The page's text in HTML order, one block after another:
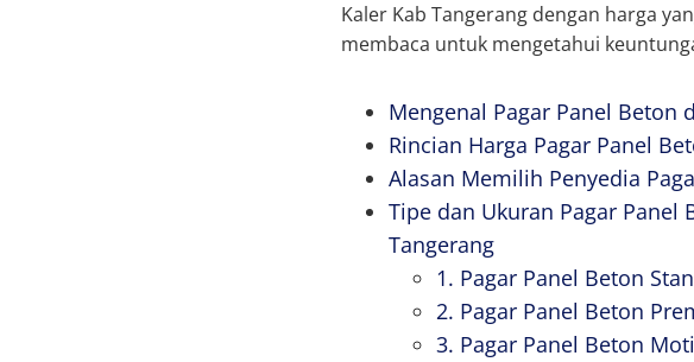
Kaler Kab Tangerang dengan harga
membaca untuk mengetahui
Mengenal Pagar Panel Beton
Rincian Harga Pagar Panel
Alasan Memilih Penyedia
Tipe dan Ukuran Pagar Panel
Tangerang
1. Pagar Panel Beton
2. Pagar Panel Beton
3. Pagar Panel Beton